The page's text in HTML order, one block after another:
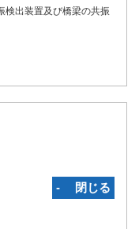
検出装置及び橋梁の共振
‐ 閉じる